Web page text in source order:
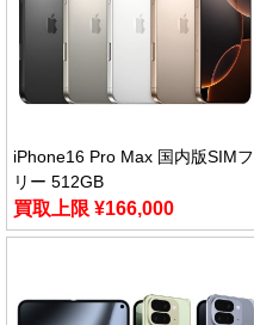
iPhone16 Pro Max 国内版SIMフ
リー 512GB
買取上限 ¥166,000